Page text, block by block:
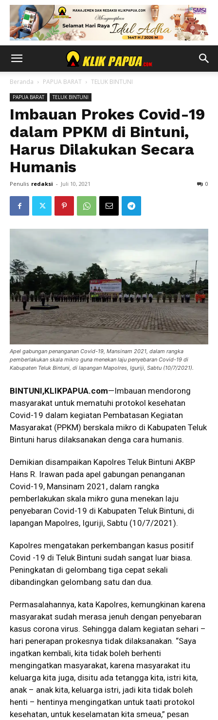
Beranda PAPUA BARAT TELUK BINTUNI
PAPUA BARAT TELUK BINTUNI
Imbauan Prokes Covid-19
dalam PPKM di Bintuni,
Harus Dilakukan Secara
Humanis
Penulis redaksi - Juli 10, 2021 0
Apel gabungan penanganan Covid-19, Mansinam 2021, dalam rangka
pemberlakukan skala mikro guna menekan laju penyebaran Covid-19 di
Kabupaten Teluk Bintuni, di lapangan Mapolres, Iguriji, Sabtu (10/7/2021).
BINTUNI,KLIKPAPUA.com—Imbauan mendorong
masyarakat untuk mematuhi protokol kesehatan
Covid-19 dalam kegiatan Pembatasan Kegiatan
Masyarakat (PPKM) berskala mikro di Kabupaten Teluk
Bintuni harus dilaksanakan denga cara humanis.
Demikian disampaikan Kapolres Teluk Bintuni AKBP
Hans R. Irawan pada apel gabungan penanganan
Covid-19, Mansinam 2021, dalam rangka
pemberlakukan skala mikro guna menekan laju
penyebaran Covid-19 di Kabupaten Teluk Bintuni, di
lapangan Mapolres, Iguriji, Sabtu (10/7/2021).
Kapolres mengatakan perkembangan kasus positif
Covid -19 di Teluk Bintuni sudah sangat luar biasa.
Peningkatan di gelombang tiga cepat sekali
dibandingkan gelombang satu dan dua.
Permasalahannya, kata Kapolres, kemungkinan karena
masyarakat sudah merasa jenuh dengan penyebaran
kasus corona virus. Sehingga dalam kegiatan sehari –
hari penerapan prokesnya tidak dilaksanakan. “Saya
ingatkan kembali, kita tidak boleh berhenti
mengingatkan masyarakat, karena masyarakat itu
keluarga kita juga, disitu ada tetangga kita, istri kita,
anak – anak kita, keluarga istri, jadi kita tidak boleh
henti – hentinya mengingatkan untuk taati protokol
kesehatan, untuk keselamatan kita smeua,” pesan